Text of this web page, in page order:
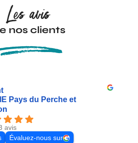
Les avis
nos clients
Pays du Perche et
avis
Évaluez-nous sur